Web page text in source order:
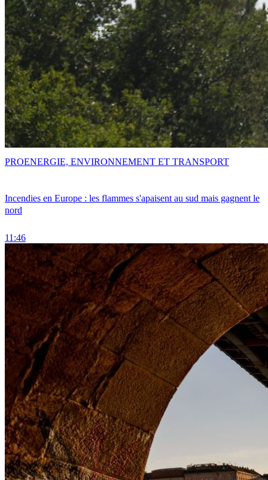
Incendies en Europe : les flammes s'apaisent au sud mais gagnent le
nord
11:46
PROENERGIE, ENVIRONNEMENT ET TRANSPORT